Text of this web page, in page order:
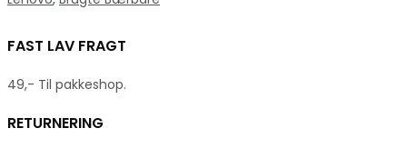
FAST LAV FRAGT
49,- Til pakkeshop.
RETURNERING